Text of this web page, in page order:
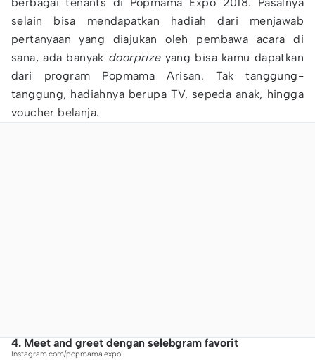
selain bisa mendapatkan hadiah dari menjawab
pertanyaan yang diajukan oleh pembawa acara di
sana, ada banyak doorprizeyang bisa kamu dapatkan
dari program Popmama Arisan. Tak tanggung-
tanggung, hadiahnya berupa TV, sepeda anak, hingga
voucher belanja.
4. Meet and greet dengan selebgram favorit
Instagram.com/popmama.expo